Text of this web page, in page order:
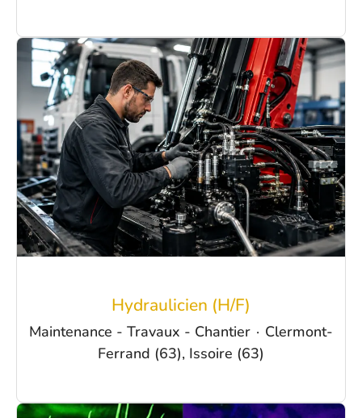
Hydraulicien (H/F)
Maintenance - Travaux - Chantier · Clermont-
Ferrand (63), Issoire (63)